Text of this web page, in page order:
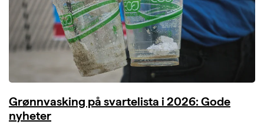
Grønnvasking på svartelista i 2026: Gode
nyheter